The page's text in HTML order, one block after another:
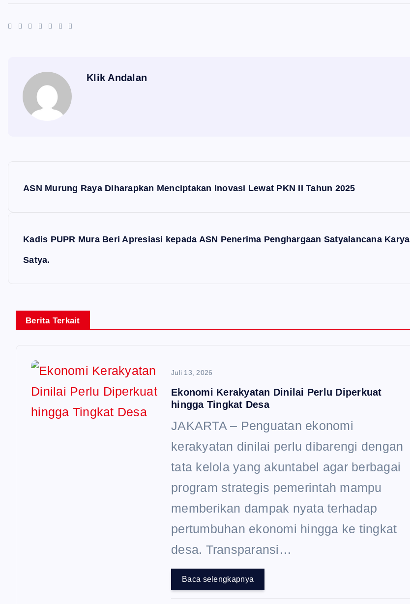
Klik Andalan
p
ASN Murung Raya Diharapkan Menciptakan Inovasi Lewat PKN II Tahun 2025
Kadis PUPR Mura Beri Apresiasi kepada ASN Penerima Penghargaan Satyalancana Karya
Satya.
Berita Terkait
Juli 13, 2026
Ekonomi Kerakyatan Dinilai Perlu Diperkuat
hingga Tingkat Desa
JAKARTA – Penguatan ekonomi
kerakyatan dinilai perlu dibarengi dengan
tata kelola yang akuntabel agar berbagai
program strategis pemerintah mampu
memberikan dampak nyata terhadap
pertumbuhan ekonomi hingga ke tingkat
desa. Transparansi…
Baca selengkapnya